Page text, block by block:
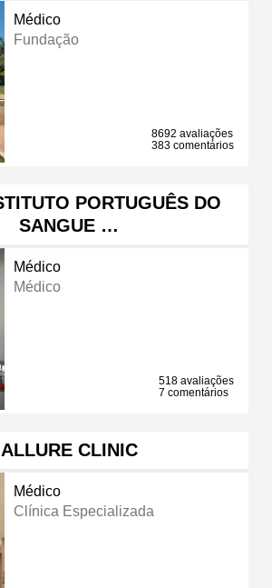
Médico
Fundação
8692 avaliações
383 comentários
PORTUGUÊS DO
SANGUE …
Médico
Médico
518 avaliações
7 comentários
ALLURE CLINIC
Médico
Clínica Especializada